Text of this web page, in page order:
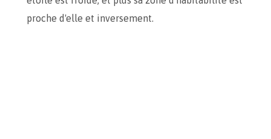
proche d'elle et inversement.